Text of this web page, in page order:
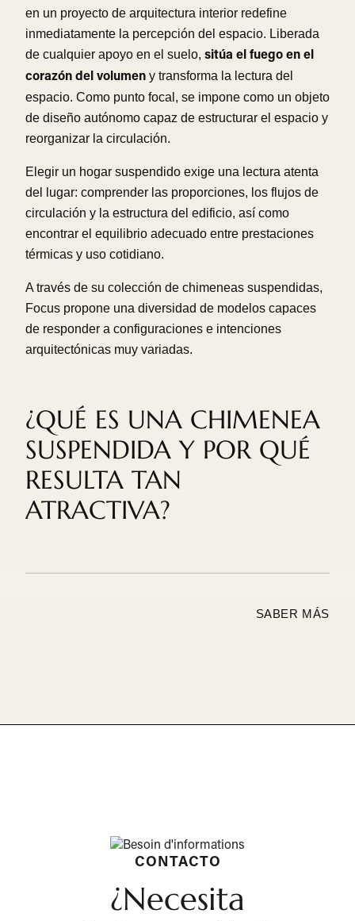
en un proyecto de arquitectura interior redefine
inmediatamente la percepción del espacio. Liberada
de cualquier apoyo en el suelo, sitúa el fuego en el
corazón del volumen y transforma la lectura del
espacio. Como punto focal, se impone como un objeto
de diseño autónomo capaz de estructurar el espacio y
reorganizar la circulación.
Elegir un hogar suspendido exige una lectura atenta
del lugar: comprender las proporciones, los flujos de
circulación y la estructura del edificio, así como
encontrar el equilibrio adecuado entre prestaciones
térmicas y uso cotidiano.
A través de su colección de chimeneas suspendidas,
Focus propone una diversidad de modelos capaces
de responder a configuraciones e intenciones
arquitectónicas muy variadas.
¿QUÉ ES UNA CHIMENEA
SUSPENDIDA Y POR QUÉ
RESULTA TAN
ATRACTIVA?
SABER MÁS
CONTACTO
¿Necesita